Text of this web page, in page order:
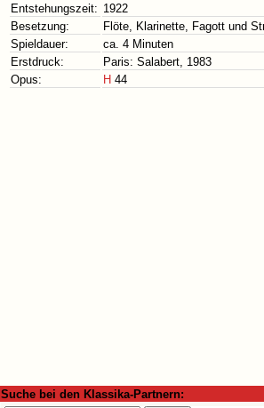
Entstehungszeit: 1922
Besetzung:
Flöte, Klarinette, Fagott und
Spieldauer:
ca. 4 Minuten
Erstdruck:
Paris: Salabert, 1983
Opus:
H 44
Suche bei den Klassika-Partnern: